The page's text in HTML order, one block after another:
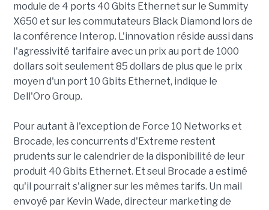
module de 4 ports 40 Gbits Ethernet sur le Summity
X650 et sur les commutateurs Black Diamond lors de
la conférence Interop. L'innovation réside aussi dans
l'agressivité tarifaire avec un prix au port de 1000
dollars soit seulement 85 dollars de plus que le prix
moyen d'un port 10 Gbits Ethernet, indique le
Dell'Oro Group.
Pour autant à l'exception de Force 10 Networks et
Brocade, les concurrents d'Extreme restent
prudents sur le calendrier de la disponibilité de leur
produit 40 Gbits Ethernet. Et seul Brocade a estimé
qu'il pourrait s'aligner sur les mêmes tarifs. Un mail
envoyé par Kevin Wade, directeur marketing de